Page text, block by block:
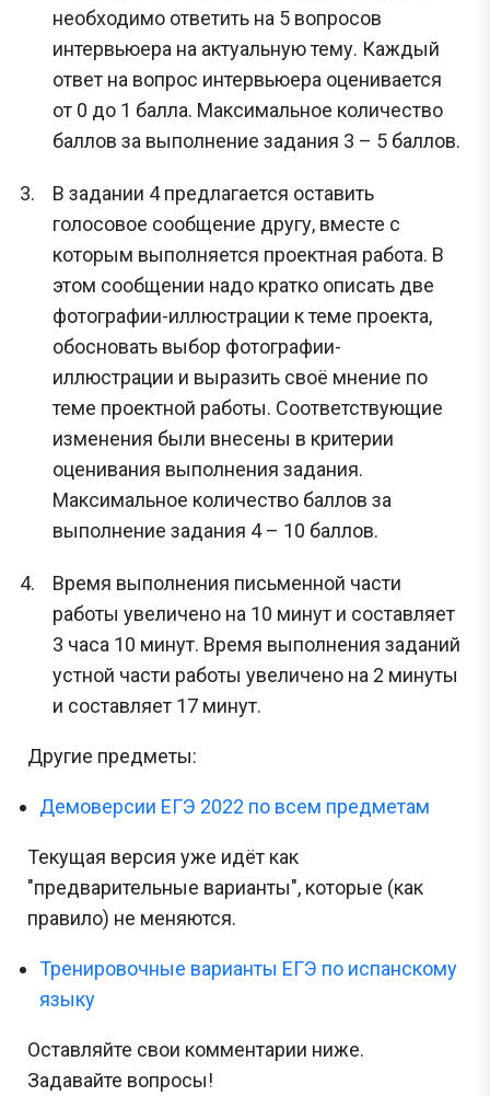
необходимо ответить на 5 вопросов
интервьюера на актуальную тему. Каждый
ответ на вопрос интервьюера оценивается
от 0 до 1 балла. Максимальное количество
баллов за выполнение задания 3 – 5 баллов.
В задании 4 предлагается оставить
голосовое сообщение другу, вместе с
которым выполняется проектная работа. В
этом сообщении надо кратко описать две
фотографии-иллюстрации к теме проекта,
обосновать выбор фотографии-
иллюстрации и выразить своё мнение по
теме проектной работы. Соответствующие
изменения были внесены в критерии
оценивания выполнения задания.
Максимальное количество баллов за
выполнение задания 4 – 10 баллов.
Время выполнения письменной части
работы увеличено на 10 минут и составляет
3 часа 10 минут. Время выполнения заданий
устной части работы увеличено на 2 минуты
и составляет 17 минут.
Другие предметы:
Демоверсии ЕГЭ 2022 по всем предметам
Текущая версия уже идёт как
"предварительные варианты", которые (как
правило) не меняются.
Тренировочные варианты ЕГЭ по испанскому
языку
Оставляйте свои комментарии ниже.
Задавайте вопросы!